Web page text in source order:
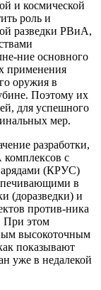
и космической
роль и
разведки РВиА,
ние основного
применения
оружия в
Поэтому их
для успешного
мер.
разработки,
с
(КРУС)
в
(доразведки) и
против-ника
При этом
высокоточным
показывают
уже в недалекой